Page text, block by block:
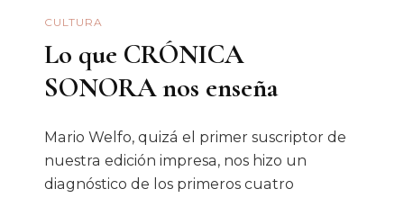
CULTURA
Lo que CRÓNICA
SONORA nos enseña
Mario Welfo, quizá el primer suscriptor de
nuestra edición impresa, nos hizo un
diagnóstico de los primeros cuatro